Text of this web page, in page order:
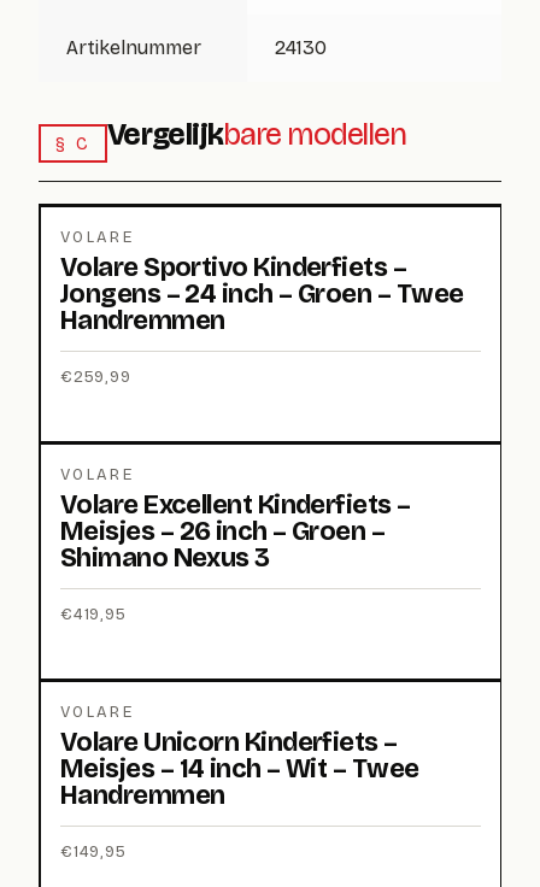
Artikelnummer 24130
§ C Vergelijkbare modellen
VOLARE
Volare Sportivo Kinderfiets –
Jongens – 24 inch – Groen – Twee
Handremmen
€259,99
VOLARE
Volare Excellent Kinderfiets –
Meisjes – 26 inch – Groen –
Shimano Nexus 3
€419,95
VOLARE
Volare Unicorn Kinderfiets –
Meisjes – 14 inch – Wit – Twee
Handremmen
€149,95